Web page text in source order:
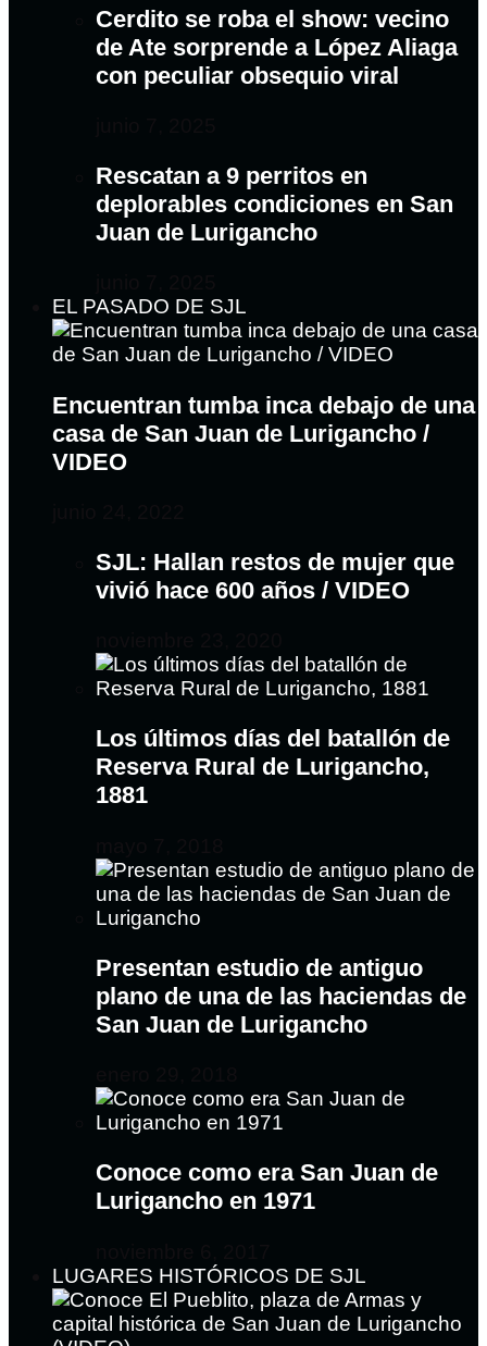
Cerdito se roba el show: vecino
de Ate sorprende a López Aliaga
con peculiar obsequio viral
Rescatan a 9 perritos en
deplorables condiciones en San
Juan de Lurigancho
EL PASADO DE SJL
Encuentran tumba inca debajo de una
casa de San Juan de Lurigancho /
VIDEO
SJL: Hallan restos de mujer que
vivió hace 600 años / VIDEO
Los últimos días del batallón de
Reserva Rural de Lurigancho,
1881
Presentan estudio de antiguo
plano de una de las haciendas de
San Juan de Lurigancho
Conoce como era San Juan de
Lurigancho en 1971
LUGARES HISTÓRICOS DE SJL